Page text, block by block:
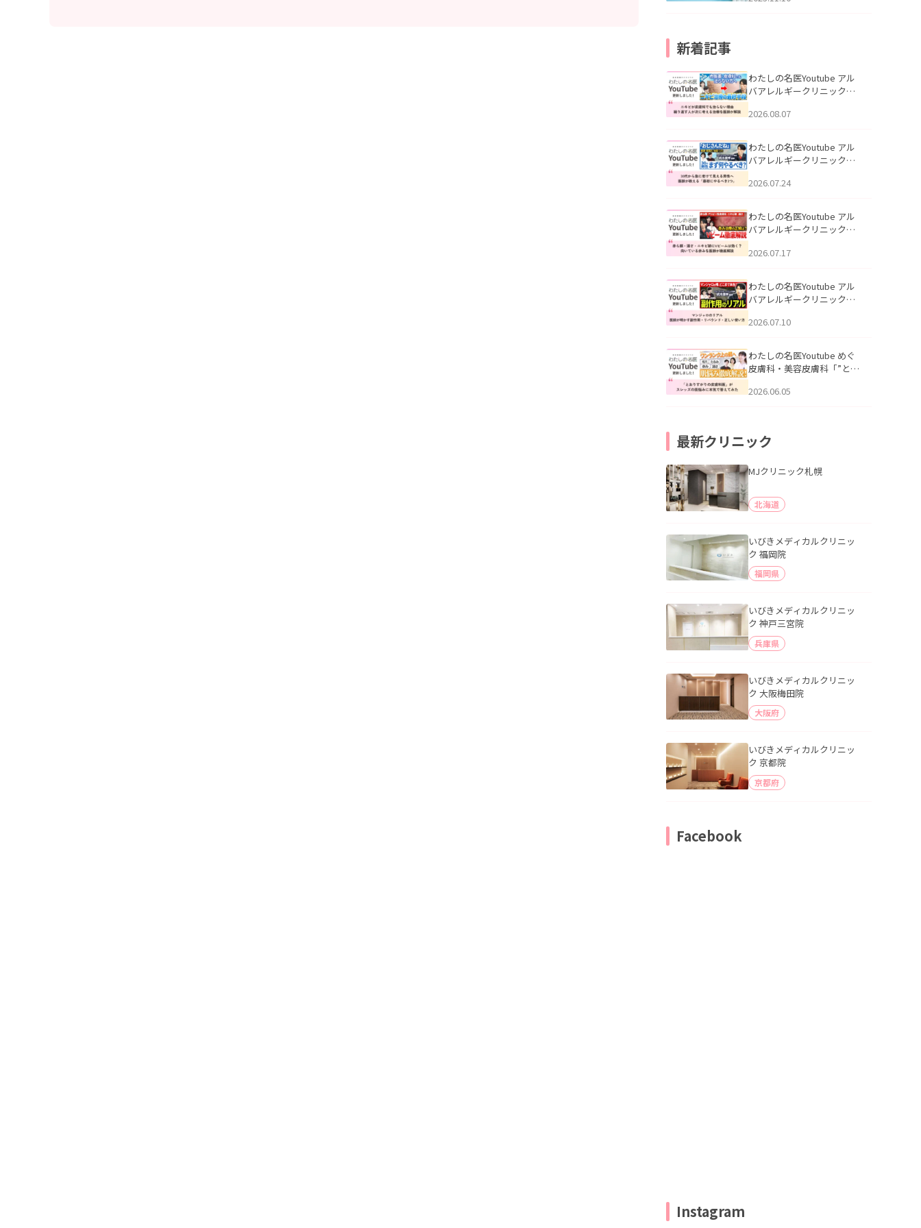
新着記事
わたしの名医Youtube アル
バアレルギークリニック札
らない理由｜繰り返す人が
説」を公開いたしました。
2026.08.07
わたしの名医Youtube アル
バアレルギークリニック札
える男性へ｜医師が教える
公開いたしました。
2026.07.24
わたしの名医Youtube アル
バアレルギークリニック札
跡にVビームは効く？向いて
説」を公開いたしました。
2026.07.17
わたしの名医Youtube アル
バアレルギークリニック札
医師が明かす副作用・リバ
公開いたしました。
2026.07.10
わたしの名医Youtube めぐ
皮膚科・美容皮膚科「”とお
ッズの肌悩みに本気で答え
2026.06.05
最新クリニック
MJクリニック札幌
北海道
いびきメディカルクリニッ
ク 福岡院
福岡県
いびきメディカルクリニッ
ク 神戸三宮院
兵庫県
いびきメディカルクリニッ
ク 大阪梅田院
大阪府
いびきメディカルクリニッ
ク 京都院
京都府
Facebook
Instagram